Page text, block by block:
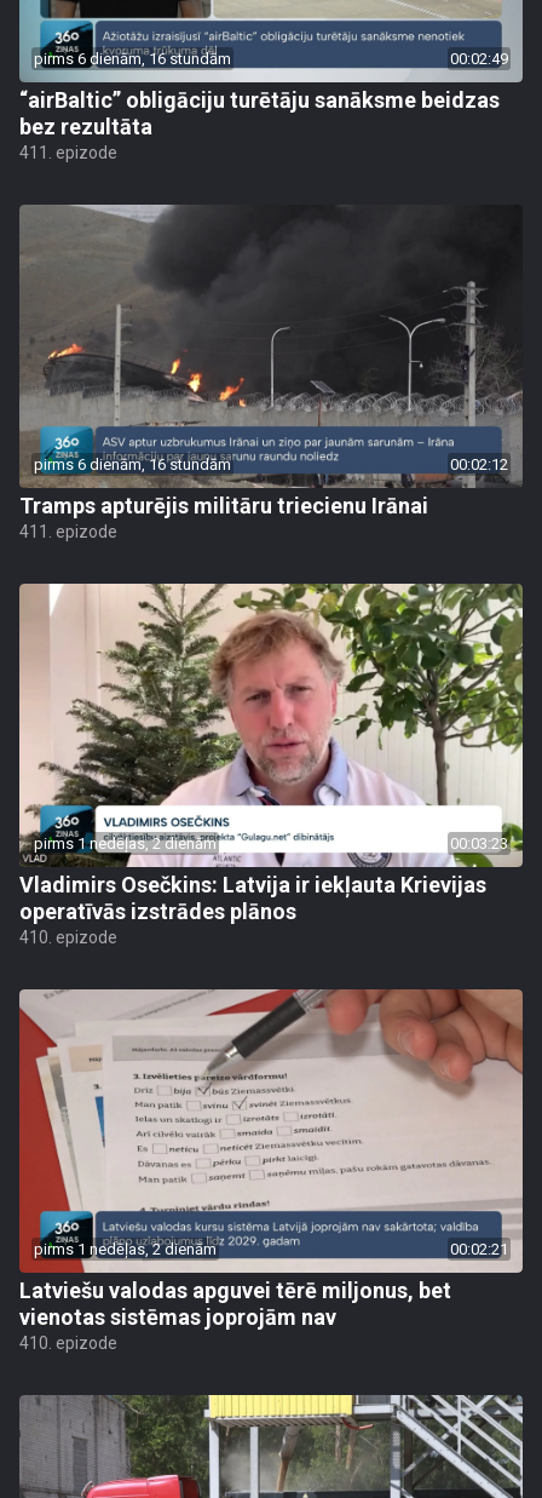
pirms 6 dienām, 16 stundām 00:02:49
“airBaltic” obligāciju turētāju sanāksme beidzas
bez rezultāta
411. epizode
pirms 6 dienām, 16 stundām 00:02:12
Tramps apturējis militāru triecienu Irānai
411. epizode
pirms 1 nedēļas, 2 dienām 00:03:23
Vladimirs Osečkins: Latvija ir iekļauta Krievijas
operatīvās izstrādes plānos
410. epizode
pirms 1 nedēļas, 2 dienām 00:02:21
Latviešu valodas apguvei tērē miljonus, bet
vienotas sistēmas joprojām nav
410. epizode